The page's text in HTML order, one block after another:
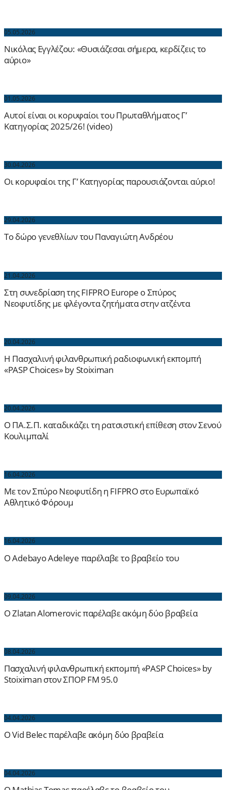
05.05.2026
Νικόλας Εγγλέζου: «Θυσιάζεσαι σήμερα, κερδίζεις το
αύριο»
01.05.2026
Αυτοί είναι οι κορυφαίοι του Πρωταθλήματος Γ’
Κατηγορίας 2025/26! (video)
30.04.2026
Οι κορυφαίοι της Γ’ Κατηγορίας παρουσιάζονται αύριο!
29.04.2026
Το δώρο γενεθλίων του Παναγιώτη Ανδρέου
21.04.2026
Στη συνεδρίαση της FIFPRO Europe ο Σπύρος
Νεοφυτίδης με φλέγοντα ζητήματα στην ατζέντα
20.04.2026
H Πασχαλινή φιλανθρωπική ραδιοφωνική εκπομπή
«PASP Choices» by Stoiximan
20.04.2026
Ο ΠΑ.Σ.Π. καταδικάζει τη ρατσιστική επίθεση στον Σενού
Κουλιμπαλί
16.04.2026
Με τον Σπύρο Νεοφυτίδη η FIFPRO στο Ευρωπαϊκό
Αθλητικό Φόρουμ
16.04.2026
Ο Adebayo Adeleye παρέλαβε το βραβείο του
09.04.2026
O Zlatan Alomerovic παρέλαβε ακόμη δύο βραβεία
08.04.2026
Πασχαλινή φιλανθρωπική εκπομπή «PASP Choices» by
Stoiximan στον ΣΠΟΡ FM 95.0
04.04.2026
O Vid Belec παρέλαβε ακόμη δύο βραβεία
04.04.2026